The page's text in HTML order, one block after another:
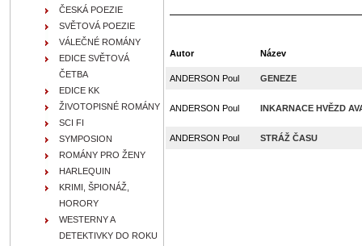
Autor Název
ANDERSON Poul GENEZE
ANDERSON Poul INKARNACE HVĚZD
ANDERSON Poul STRÁŽ ČASU
ČESKÁ POEZIE
SVĚTOVÁ POEZIE
VÁLEČNÉ ROMÁNY
EDICE SVĚTOVÁ
ČETBA
EDICE KK
ŽIVOTOPISNÉ ROMÁNY
SCI FI
SYMPOSION
ROMÁNY PRO ŽENY
HARLEQUIN
KRIMI, ŠPIONÁŽ,
HORORY
WESTERNY A
DETEKTIVKY DO ROKU